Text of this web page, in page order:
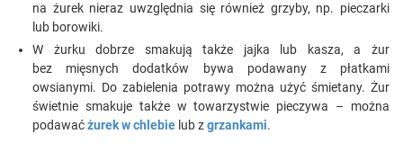
na żurek nieraz uwzględnia się również grzyby, np. pieczarki
lub borowiki.
W żurku dobrze smakują także jajka lub kasza, a żur
bez mięsnych dodatków bywa podawany z płatkami
owsianymi. Do zabielenia potrawy można użyć śmietany. Żur
świetnie smakuje także w towarzystwie pieczywa – można
podawaćżurek w chlebie lub zgrzankami.